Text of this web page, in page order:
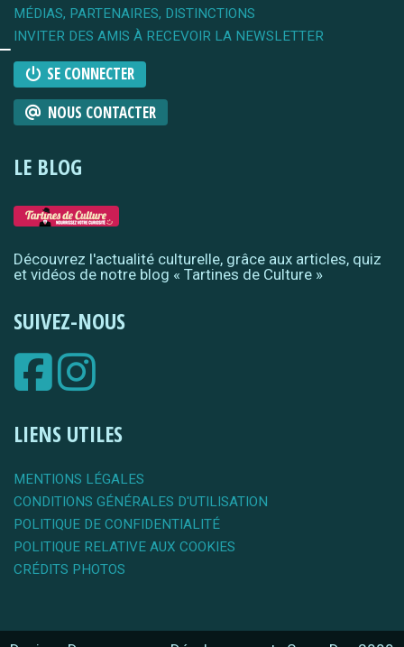
MÉDIAS, PARTENAIRES, DISTINCTIONS
INVITER DES AMIS À RECEVOIR LA NEWSLETTER
SE CONNECTER
NOUS CONTACTER
LE BLOG
Découvrez l'actualité culturelle, grâce aux articles, quiz
et vidéos de notre blog « Tartines de Culture »
SUIVEZ-NOUS
LIENS UTILES
MENTIONS LÉGALES
CONDITIONS GÉNÉRALES D'UTILISATION
POLITIQUE DE CONFIDENTIALITÉ
POLITIQUE RELATIVE AUX COOKIES
CRÉDITS PHOTOS